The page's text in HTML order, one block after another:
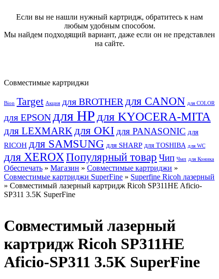
Если вы не нашли нужный картридж, обратитесь к нам
любым удобным способом.
Мы найдем подходящий вариант, даже если он не представлен
на сайте.
Совместимые картриджи
Bion Target Акция для BROTHER для CANON для COLOR
для EPSON для HP для KYOCERA-MITA
для LEXMARK для OKI для PANASONIC для
RICOH для SAMSUNG для SHARP для TOSHIBA для WC
для XEROX Популярный товар Чип Чмп для Коника
Обеспечать » Магазин » Совместимые картриджи »
Совместимые картриджи SuperFine » Superfine Ricoh лазерный
» Совместимый лазерный картридж Ricoh SP311HE Aficio-
SP311 3.5K SuperFine
Совместимый лазерный
картридж Ricoh SP311HE
Aficio-SP311 3.5K SuperFine